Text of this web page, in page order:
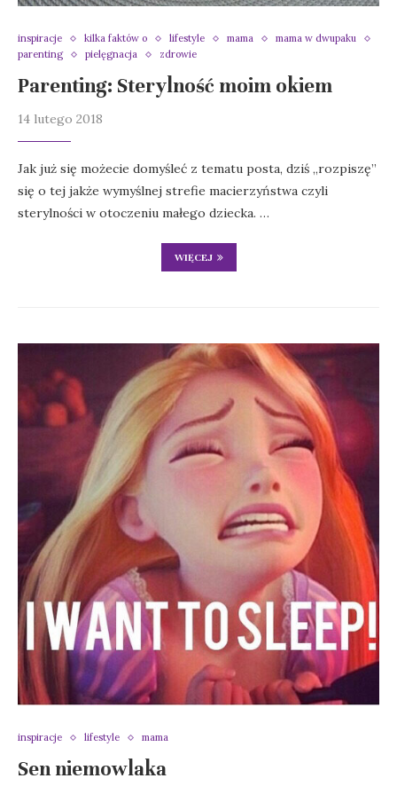
inspiracje kilka faktów o lifestyle mama
mama w dwupaku
parenting
pielęgnacja zdrowie
Parenting: Sterylność moim okiem
14 lutego 2018
Jak już się możecie domyśleć z tematu posta, dziś „rozpiszę”
się o tej jakże wymyślnej strefie macierzyństwa czyli
sterylności w otoczeniu małego dziecka. …
WIĘCEJ
inspiracje lifestyle mama
Sen niemowlaka